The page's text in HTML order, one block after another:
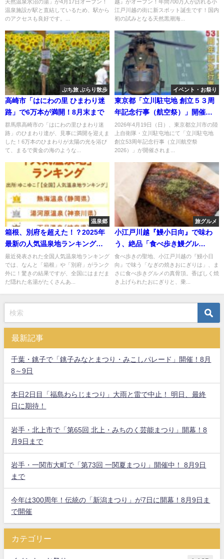
天然温泉水沼の湯」が4月17日オープン！
温泉施設が駅と直結しているため、駅から
のアクセスも良好です。...
越』がオープン！年間700万人が訪れる小
江戸川越の街に新スポット誕生です！国内
初の試みとなる天然黒潮海...
ぷち旅 ぶらり散歩
高崎市「はにわの里 ひまわり迷
路」で6万本が満開！8月末まで
群馬県高崎市の「はにわの里ひまわり迷
路」のひまわり達が、見事に満開を迎えま
した！6万本のひまわりが太陽の光を浴び
て、まるで黄金の海のような...
イベント・お祭り
東京都「立川駐屯地 創立５３周
年記念行事（航空祭）」開催！
4/19日
2026年4月19日（日）、東京都立川市の陸
上自衛隊・立川駐屯地にて「立川駐屯地
創立53周年記念行事（立川航空祭
2026）」が開催されま...
温泉郷
箱根、別府を超えた！？2025年
最新の人気温泉地ランキング
TOP10発表！
最近発表された全国人気温泉地ランキング
では、なんと「箱根」や「別府」がランク
外に！驚きの結果ですが、全国にはまだま
だ隠れた名湯がたくさんあ...
旅グルメ
小江戸川越『鰻小日向』で味わ
う、絶品「食べ歩き鰻グル
メ」！
食べ歩きの聖地、小江戸川越の『鰻小日
向』で味う「なぎの焼きおにぎりは」、ま
さに食べ歩きグルメの真骨頂。香ばしく焼
き上げられたおにぎりと、乗...
最新記事
千葉・銚子で「銚子みなとまつり・みこしパレード」開催！8月
8～9日
本日2日目「福島わらじまつり」大雨と雷で中止！ 明日、最終
日に期待！
岩手・北上市で「第65回 北上・みちのく芸能まつり」開幕！8
月9日まで
岩手・一関市大町で「第73回 一関夏まつり」開催中！ 8月9日
まで
今年は300周年！伝統の「新潟まつり」が7日に開幕！8月9日ま
で開催
カテゴリー